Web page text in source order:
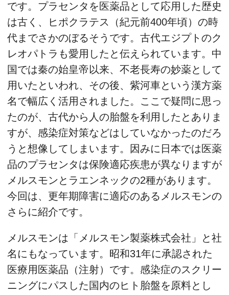
です。プラセンタを医薬品として応用した歴史
は古く、ヒポクラテス（紀元前400年頃）の時
代までさかのぼるそうです。古代エジプトのク
レオパトラも愛用したと伝えられています。中
国では秦の始皇帝以来、不老長寿の妙薬として
用いたといわれ、その後、紫河車という漢方薬
名で幅広く活用されました。ここで疑問に思っ
たのが、古代から人の胎盤を利用したとありま
すが、感染症対策などはしていなかったのだろ
うと想像してしまいます。因みに日本では医薬
品のプラセンタは保険適応疾患が異なりますが
メルスモンとラエンネックの2種があります。
今回は、更年期障害に適応のあるメルスモンの
さらに紹介です。
メルスモンは「メルスモン製薬株式会社」と社
名にもなっています。昭和31年に承認された
医療用医薬品（注射）です。感染症のスクリー
ニングにパスした国内のヒト胎盤を原料とし